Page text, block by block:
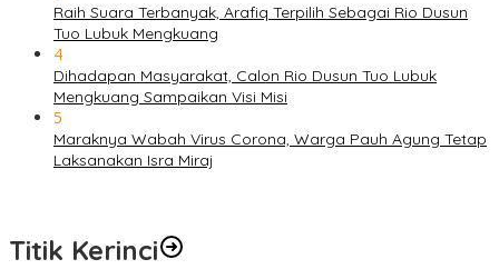
Raih Suara Terbanyak, Arafiq Terpilih Sebagai Rio Dusun
Tuo Lubuk Mengkuang
4
Dihadapan Masyarakat, Calon Rio Dusun Tuo Lubuk
Mengkuang Sampaikan Visi Misi
5
Maraknya Wabah Virus Corona, Warga Pauh Agung Tetap
Laksanakan Isra Miraj
Titik Kerinci